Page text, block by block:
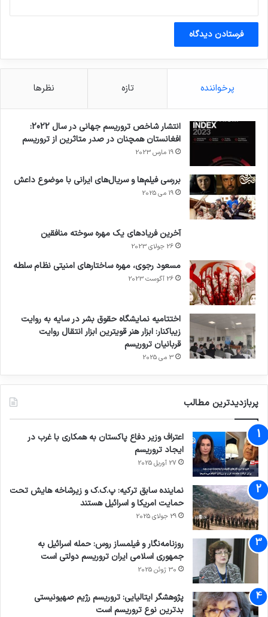
اینکه از دسترسی به درمان NHS خوداری شدند به
برخی مزایا نیز خوداری می کرد.
حقوق بشر قربانیان تروریسم
حقوق بشر و قربانیان ترور
کپی لینک
پرخواننده تازه نظرها
انتشار شاخص تروریسم جهانی در سال 2022:
افغانستان همچنان در صدر متاثرین از تروریسم
19 مارس 2023
بررسی فیلم‌ها و سریال‌های ایرانی با موضوع داعش
19 می 2025
آخرین فریادهای یک مهره سوخته منافقین
26 جولای 2023
مسعود رجوی، مهره ساختارهای امنیتی نظام سلطه
26 آگوست 2023
اختتامیه نمایشگاه حقوق بشر در سایه به روایت
زیباکنار: ابزار هنر قویترین ابزار انتقال روایت
قربانیان تروریسم
3 می 2025
پربازدیدترین مطالب
اعتراف وزیر دفاع پاکستان به همکاری با غرب در
ایجاد تروریسم
27 آوریل 2025
نماینده سابق ترکیه: پ.ک.ک و زیرشاخه هایش تحت
حمایت امریکا و اسرائیل هستند
29 جولای 2025
روزنامه‌نگار و فیلمساز روس: حمله اسرائیل به
جمهوری اسلامی ایران تروریسم دولتی است
30 ژوئن 2025
پژوهشگر ایتالیایی: تروریسم رژیم صهیونیستی
بدترین نوع تروریسم است